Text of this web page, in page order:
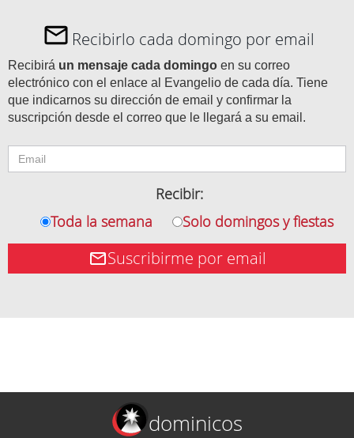
Recibirlo cada domingo por email
Recibirá un mensaje cada domingo en su correo
electrónico con el enlace al Evangelio de cada día. Tiene
que indicarnos su dirección de email y confirmar la
suscripción desde el correo que le llegará a su email.
Recibir:
Toda la semana
Solo domingos y fiestas
Suscribirme por email
dominicos